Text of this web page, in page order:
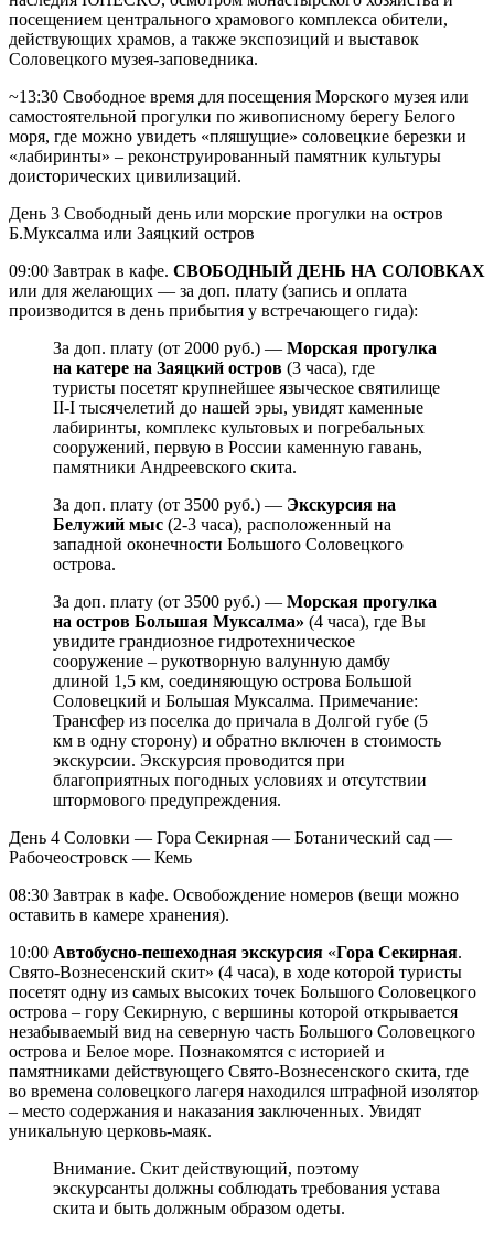
посещением центрального храмового комплекса обители,
действующих храмов, а также экспозиций и выставок
Соловецкого музея-заповедника.
~13:30 Свободное время для посещения Морского музея или
самостоятельной прогулки по живописному берегу Белого
моря, где можно увидеть «пляшущие» соловецкие березки и
«лабиринты» – реконструированный памятник культуры
доисторических цивилизаций.
День 3 Свободный день или морские прогулки на остров
Б.Муксалма или Заяцкий остров
09:00 Завтрак в кафе. СВОБОДНЫЙ ДЕНЬ НА СОЛОВКАХ
или для желающих — за доп. плату (запись и оплата
производится в день прибытия у встречающего гида):
За доп. плату (от 2000 руб.) — Морская прогулка
на катере на Заяцкий остров (3 часа), где
туристы посетят крупнейшее языческое святилище
II-I тысячелетий до нашей эры, увидят каменные
лабиринты, комплекс культовых и погребальных
сооружений, первую в России каменную гавань,
памятники Андреевского скита.
За доп. плату (от 3500 руб.) — Экскурсия на
Белужий мыс (2-3 часа), расположенный на
западной оконечности Большого Соловецкого
острова.
За доп. плату (от 3500 руб.) — Морская прогулка
на остров Большая Муксалма» (4 часа), где Вы
увидите грандиозное гидротехническое
сооружение – рукотворную валунную дамбу
длиной 1,5 км, соединяющую острова Большой
Соловецкий и Большая Муксалма. Примечание:
Трансфер из поселка до причала в Долгой губе (5
км в одну сторону) и обратно включен в стоимость
экскурсии. Экскурсия проводится при
благоприятных погодных условиях и отсутствии
штормового предупреждения.
День 4 Соловки — Гора Секирная — Ботанический сад —
Рабочеостровск — Кемь
08:30 Завтрак в кафе. Освобождение номеров (вещи можно
оставить в камере хранения).
10:00 Автобусно-пешеходная экскурсия «Гора Секирная.
Свято-Вознесенский скит» (4 часа), в ходе которой туристы
посетят одну из самых высоких точек Большого Соловецкого
острова – гору Секирную, с вершины которой открывается
незабываемый вид на северную часть Большого Соловецкого
острова и Белое море. Познакомятся с историей и
памятниками действующего Свято-Вознесенского скита, где
во времена соловецкого лагеря находился штрафной изолятор
– место содержания и наказания заключенных. Увидят
уникальную церковь-маяк.
Внимание. Скит действующий, поэтому
экскурсанты должны соблюдать требования устава
скита и быть должным образом одеты.